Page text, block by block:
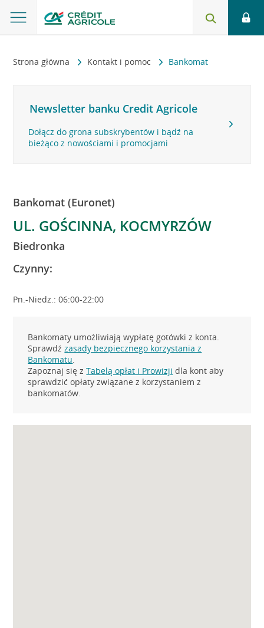
Strona główna Kontakt i pomoc Bankomat
Newsletter banku Credit Agricole
Dołącz do grona subskrybentów i bądź na
bieżąco z nowościami i promocjami
Bankomat (Euronet)
UL. GOŚCINNA, KOCMYRZÓW
Biedronka
Czynny:
Pn.-Niedz.: 06:00-22:00
Bankomaty umożliwiają wypłatę gotówki z konta.
Sprawdźzasady bezpiecznego korzystania z
Bankomatu.
Zapoznaj się zTabelą opłat i Prowizji dla kont aby
sprawdzić opłaty związane z korzystaniem z
bankomatów.